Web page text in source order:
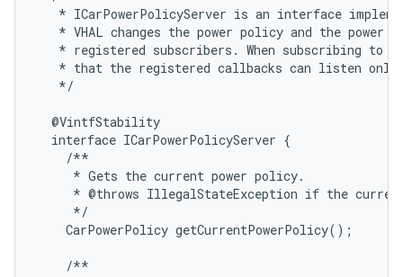
* ICarPowerPolicyServer is an interface
* VHAL changes the power policy and the power
* registered subscribers. When subscribing to
* that the registered callbacks can listen
   */
  @VintfStability
  interface ICarPowerPolicyServer {
    /**
     * Gets the current power policy.
* @throws IllegalStateException if the
     */
    CarPowerPolicy getCurrentPowerPolicy();
    /**